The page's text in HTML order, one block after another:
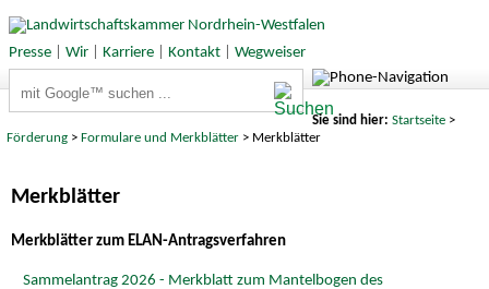
Presse| Wir| Karriere| Kontakt| Wegweiser
Sie sind hier: Startseite>
Förderung >Formulare und Merkblätter > Merkblätter
Merkblätter
Merkblätter zum ELAN-Antragsverfahren
Sammelantrag 2026 - Merkblatt zum Mantelbogen des